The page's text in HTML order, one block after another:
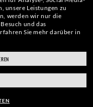
ban.com/usa
Bilder dienen lediglich der
Charakteristiken der hier
Bildern
unsere Leistungen zu
werden wir nur die
und das
Sie mehr darüber in